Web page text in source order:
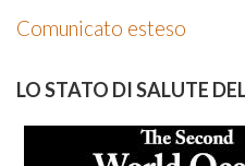
Comunicato esteso
LO STATO DI SALUTE